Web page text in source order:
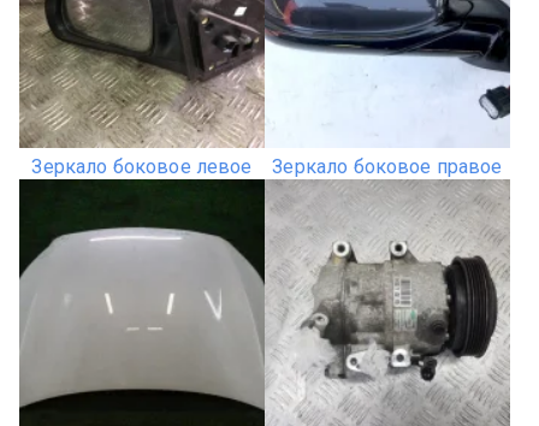
Зеркало боковое левое Зеркало боковое правое